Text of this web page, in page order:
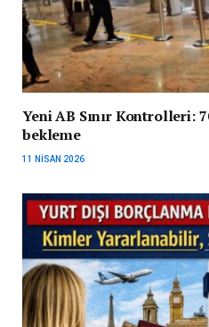
Yeni AB Sınır Kontrolleri:
bekleme
11 NISAN 2026